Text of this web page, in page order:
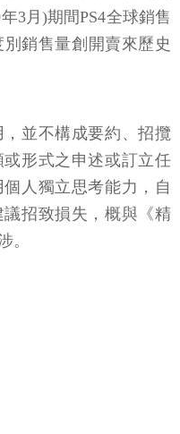
3月)期間PS4全球銷售
銷售量創開賣來歷史
並不構成要約、招攬
形式之申述或訂立任
人獨立思考能力，自
招致損失，概與《精
。